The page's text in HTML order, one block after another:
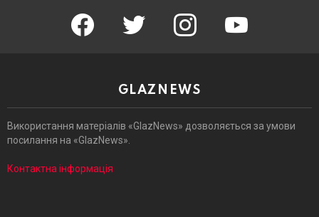
facebook twitter instagram
GLAZNEWS
Використання матеріалів «GlazNews» дозволяється за умови
посилання на «GlazNews».
Контактна інформація